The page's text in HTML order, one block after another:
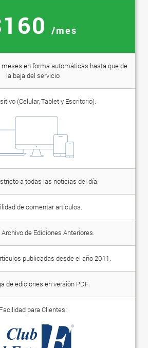
/mes
en forma automáticas hasta que de
la baja del servicio
(Celular, Tablet y Escritorio).
a todas las noticias del día.
de comentar artículos.
de Ediciones Anteriores.
publicadas desde el año 2011.
de ediciones en versión PDF.
Facilidad para Clientes: